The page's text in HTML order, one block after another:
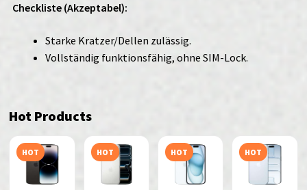
Checkliste (Akzeptabel):
Starke Kratzer/Dellen zulässig.
Vollständig funktionsfähig, ohne SIM-Lock.
Hot Products
HOT HOT HOT HOT